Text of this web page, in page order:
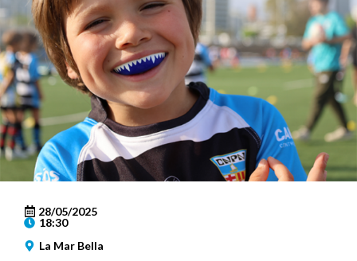
28/05/2025
18:30
La Mar Bella